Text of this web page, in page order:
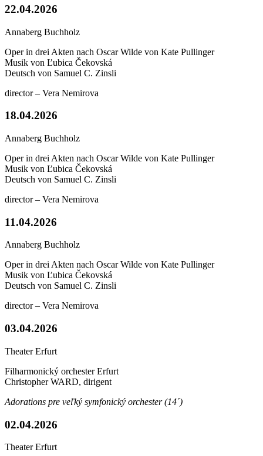
22.04.2026
Annaberg Buchholz
Oper in drei Akten nach Oscar Wilde von Kate Pullinger
Musik von Ľubica Čekovská
Deutsch von Samuel C. Zinsli
director – Vera Nemirova
18.04.2026
Annaberg Buchholz
Oper in drei Akten nach Oscar Wilde von Kate Pullinger
Musik von Ľubica Čekovská
Deutsch von Samuel C. Zinsli
director – Vera Nemirova
11.04.2026
Annaberg Buchholz
Oper in drei Akten nach Oscar Wilde von Kate Pullinger
Musik von Ľubica Čekovská
Deutsch von Samuel C. Zinsli
director – Vera Nemirova
03.04.2026
Theater Erfurt
Filharmonický orchester Erfurt
Christopher WARD, dirigent
Adorations pre veľký symfonický orchester (14´)
02.04.2026
Theater Erfurt